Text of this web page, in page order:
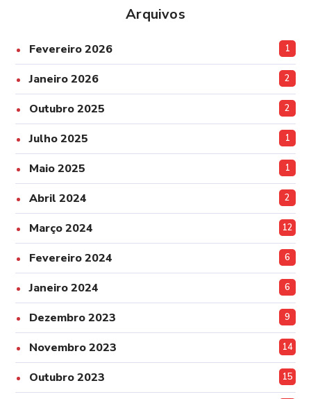
Arquivos
Fevereiro 2026 1
Janeiro 2026 2
Outubro 2025 2
Julho 2025 1
Maio 2025 1
Abril 2024 2
Março 2024 12
Fevereiro 2024 6
Janeiro 2024 6
Dezembro 2023 9
Novembro 2023 14
Outubro 2023 15